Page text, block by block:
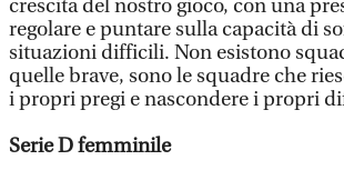
crescita del nostro gioco, con una
regolare e puntare sulla capacità di
situazioni difficili. Non esistono
quelle brave, sono le squadre che
i propri pregi e nascondere i propri
Serie D femminile